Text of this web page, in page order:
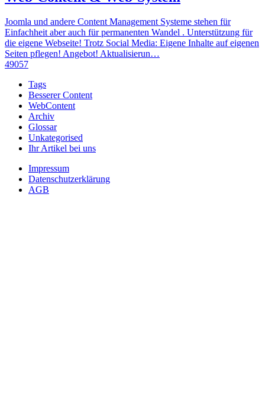
Joomla und andere Content Management Systeme stehen für
Einfachheit aber auch für permanenten Wandel . Unterstützung für
die eigene Webseite! Trotz Social Media: Eigene Inhalte auf eigenen
Seiten pflegen! Angebot! Aktualisierun…
49057
Tags
Besserer Content
WebContent
Archiv
Glossar
Unkategorised
Ihr Artikel bei uns
Impressum
Datenschutzerklärung
AGB